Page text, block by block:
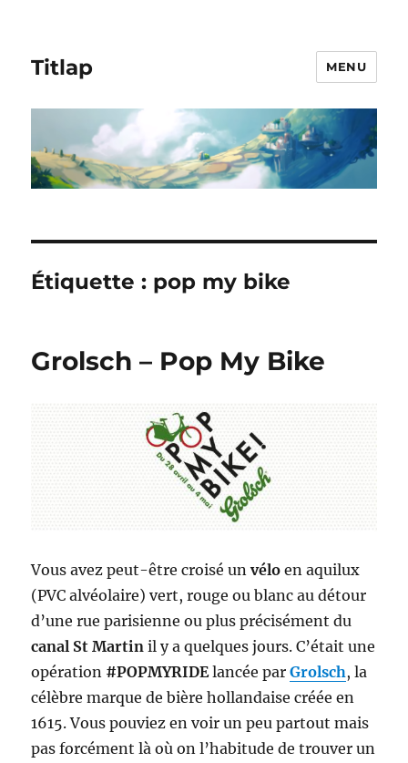
Titlap MENU
Étiquette : pop my bike
Grolsch – Pop My Bike
Vous avez peut-être croisé unvéloen aquilux
(PVC alvéolaire) vert, rouge ou blanc au détour
d’une rue parisienne ou plus précisément du
canal St Martinil y a quelques jours. C’était une
opération #POPMYRIDElancée parGrolsch, la
célèbre marque de bière hollandaise créée en
1615. Vous pouviez en voir un peu partout mais
pas forcément là où on l’habitude de trouver un